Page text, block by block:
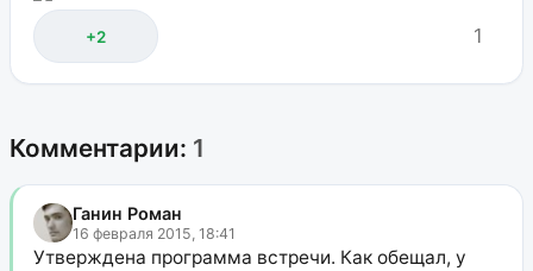
+2 1
Комментарии: 1
Ганин Роман
16 февраля 2015, 18:41
Утверждена программа встречи. Как обещал, у